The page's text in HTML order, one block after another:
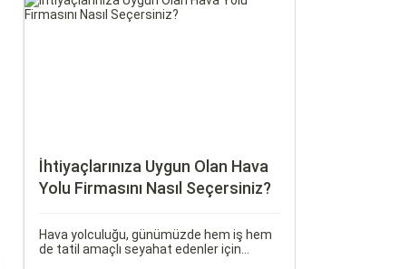
İhtiyaçlarınıza Uygun Olan Hava
Yolu Firmasını Nasıl Seçersiniz?
Hava yolculuğu, günümüzde hem iş hem
de tatil amaçlı seyahat edenler için